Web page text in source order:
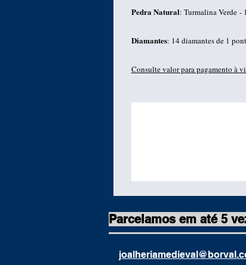
Pedra Natural: Turmalina Verde -
Diamantes: 14 diamantes de 1
Consulte valor para pagamento à
Parcelamos em até 5